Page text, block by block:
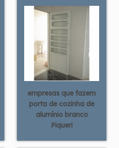
empresas que fazem
porta de cozinha de
alumínio branco
Piqueri